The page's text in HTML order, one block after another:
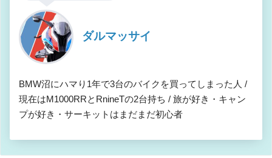
ダルマッサイ
BMW沼にハマり1年で3台のバイクを買ってしまった人 /
現在はM1000RRとRnineTの2台持ち / 旅が好き・キャン
プが好き・サーキットはまだまだ初心者